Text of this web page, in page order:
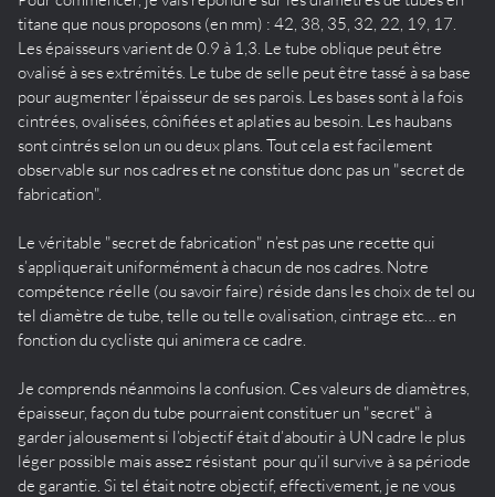
titane que nous proposons (en mm) : 42, 38, 35, 32, 22, 19, 17.
Les épaisseurs varient de 0.9 à 1,3. Le tube oblique peut être
ovalisé à ses extrémités. Le tube de selle peut être tassé à sa base
pour augmenter l’épaisseur de ses parois. Les bases sont à la fois
cintrées, ovalisées, cônifiées et aplaties au besoin. Les haubans
sont cintrés selon un ou deux plans. Tout cela est facilement
observable sur nos cadres et ne constitue donc pas un "secret de
fabrication".
Le véritable "secret de fabrication" n’est pas une recette qui
s’appliquerait uniformément à chacun de nos cadres. Notre
compétence réelle (ou savoir faire) réside dans les choix de tel ou
tel diamètre de tube, telle ou telle ovalisation, cintrage etc… en
fonction du cycliste qui animera ce cadre.
Je comprends néanmoins la confusion. Ces valeurs de diamètres,
épaisseur, façon du tube pourraient constituer un "secret" à
garder jalousement si l’objectif était d’aboutir à UN cadre le plus
léger possible mais assez résistant pour qu’il survive à sa période
de garantie. Si tel était notre objectif, effectivement, je ne vous